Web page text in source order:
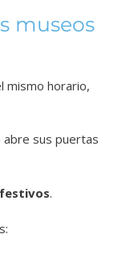
museos
mismo horario,
abre sus puertas
.